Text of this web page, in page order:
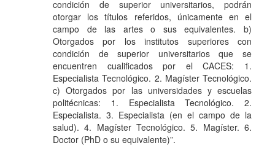
condición de superior universitarios, podrán
otorgar los títulos referidos, únicamente en el
campo de las artes o sus equivalentes. b)
Otorgados por los institutos superiores con
condición de superior universitarios que se
encuentren cualificados por el CACES: 1.
Especialista Tecnológico. 2. Magíster Tecnológico.
c) Otorgados por las universidades y escuelas
politécnicas: 1. Especialista Tecnológico. 2.
Especialista. 3. Especialista (en el campo de la
salud). 4. Magíster Tecnológico. 5. Magíster. 6.
Doctor (PhD o su equivalente)”.